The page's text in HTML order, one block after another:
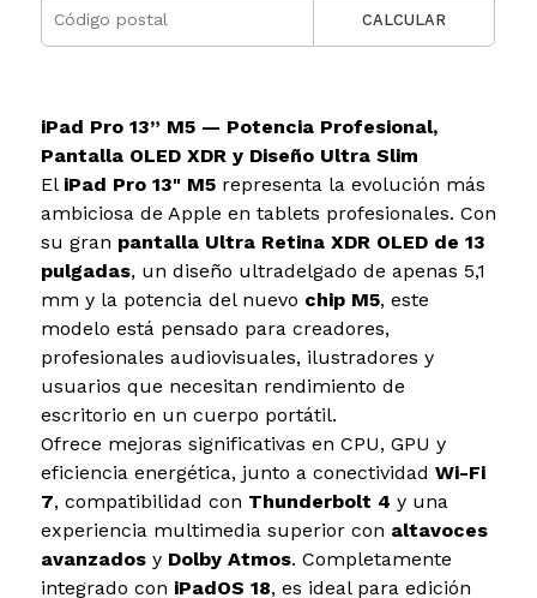
CALCULAR
iPad Pro 13” M5 — Potencia Profesional,
Pantalla OLED XDR y Diseño Ultra Slim
El iPad Pro 13" M5representa la evolución más
ambiciosa de Apple en tablets profesionales. Con
su gran pantalla Ultra Retina XDR OLED de 13
pulgadas, un diseño ultradelgado de apenas 5,1
mm y la potencia del nuevo chip M5, este
modelo está pensado para creadores,
profesionales audiovisuales, ilustradores y
usuarios que necesitan rendimiento de
escritorio en un cuerpo portátil.
Ofrece mejoras significativas en CPU, GPU y
eficiencia energética, junto a conectividad Wi-Fi
7, compatibilidad con Thunderbolt 4 y una
experiencia multimedia superior con altavoces
avanzadosy Dolby Atmos. Completamente
integrado con iPadOS 18, es ideal para edición